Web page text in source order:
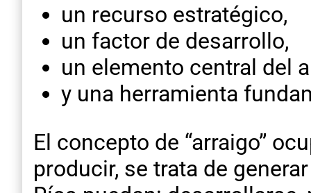
un recurso estratégico,
un factor de desarrollo,
un elemento central del
y una herramienta
El concepto de “arraigo”
producir, se trata de